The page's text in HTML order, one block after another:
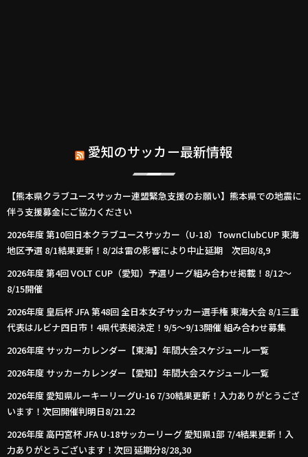
愛知のサッカー最新情報
【熊本県クラブユースサッカー連盟緊急支援のお願い】熊本県での地震に
伴う支援募金にご協力ください
2026年度 第10回日本クラブユースサッカー（U-18）TownClubCUP 東海
地区予選 8/1結果更新！8/2は雷の影響により中止延期 次回8/8,9
2026年度 第4回 VOLT CUP（愛知）予選リーグ組み合わせ掲載！8/12～
8/15開催
2026年度 皇后杯 JFA 第48回 全日本女子サッカー選手権 東海大会 8/1三重
代表はルビナ四日市！4県代表掲決定！9/5～9/13開催 組み合わせ募集
2026年度 サッカーカレンダー【東海】年間大会スケジュール一覧
2026年度 サッカーカレンダー【愛知】年間大会スケジュール一覧
2026年度 愛知県ルーキーリーグU-16 7/30結果更新！入力ありがとうござ
います！次回開催判明日8/21.22
2026年度 高円宮杯 JFA U-18サッカーリーグ 愛知県1部 7/4結果更新！入
力ありがとうございます！次回 延期分8/28,30